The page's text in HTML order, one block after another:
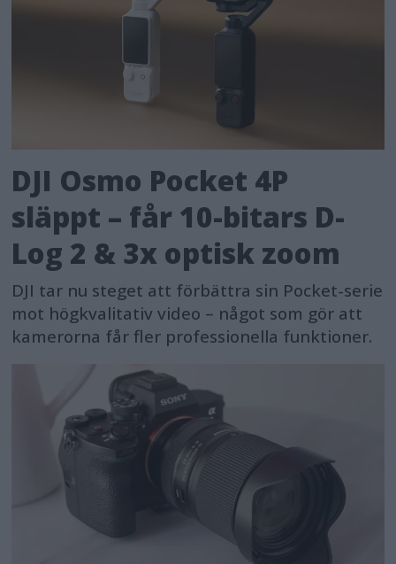
DJI Osmo Pocket 4P
släppt – får 10-bitars D-
Log 2 & 3x optisk zoom
DJI tar nu steget att förbättra sin Pocket-serie
mot högkvalitativ video – något som gör att
kamerorna får fler professionella funktioner.